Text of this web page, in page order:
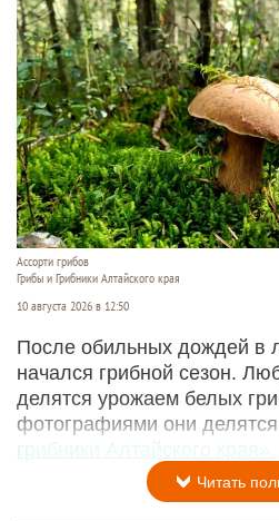
Ассорти грибов
Грибы и Грибники Алтайского края
10 августа 2026 в 12:50
После обильных дождей в
начался грибной сезон.
делятся урожаем белых
фотографиями они
грибники Алтайского края».
Читать